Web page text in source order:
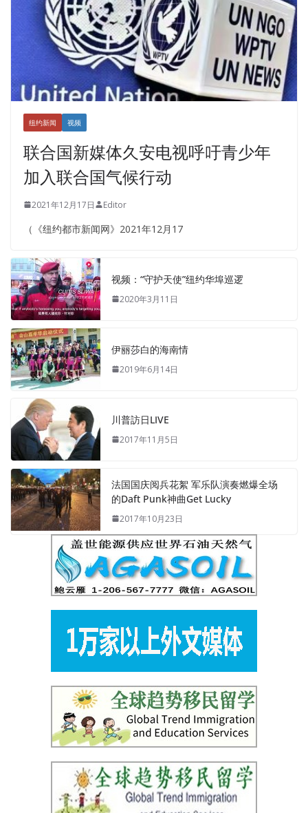
纽约新闻 视频
联合国新媒体久安电视呼吁青少年
加入联合国气候行动
2021年12月17日 Editor
（《纽约都市新闻网》2021年12月17
视频：“守护天使”纽约华埠巡逻
2020年3月11日
伊丽莎白的海南情
2019年6月14日
川普訪日LIVE
2017年11月5日
法国国庆阅兵花絮 军乐队演奏燃爆全场
的Daft Punk神曲Get Lucky
2017年10月23日